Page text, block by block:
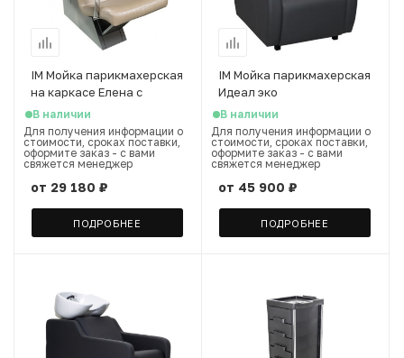
IM Мойка парикмахерская
на каркасе Елена с
креслом на выбор
В наличии
Для получения информации о
стоимости, сроках поставки,
оформите заказ - с вами
свяжется менеджер
от 29 180 ₽
ПОДРОБНЕЕ
IM Мойка парикмахерская
Идеал эко
В наличии
Для получения информации о
стоимости, сроках поставки,
оформите заказ - с вами
свяжется менеджер
от 45 900 ₽
ПОДРОБНЕЕ